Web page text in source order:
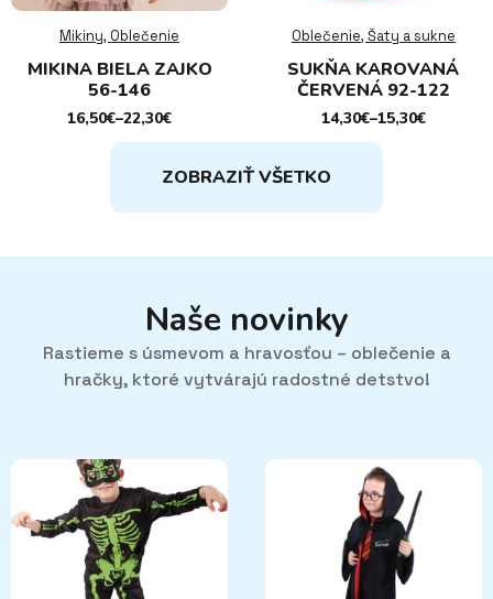
Mikiny, Oblečenie
MIKINA BIELA ZAJKO
56-146
16,50€–22,30€
PRICE
RANGE:
THROUGH
Oblečenie, Šaty a sukne
SUKŇA KAROVANÁ
ČERVENÁ 92-122
14,30€–15,30€
PRICE
RANGE:
ZOBRAZIŤ VŠETKO
Naše novinky
Rastieme s úsmevom a hravosťou – oblečenie a
hračky, ktoré vytvárajú radostné detstvo!